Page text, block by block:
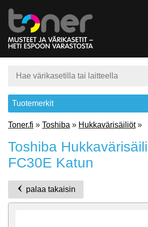
Tuotemerkit
Toner.fi » Toshiba » Hukkavärisäiliöt»
Toshiba
FC30E Katun
palaa takaisin